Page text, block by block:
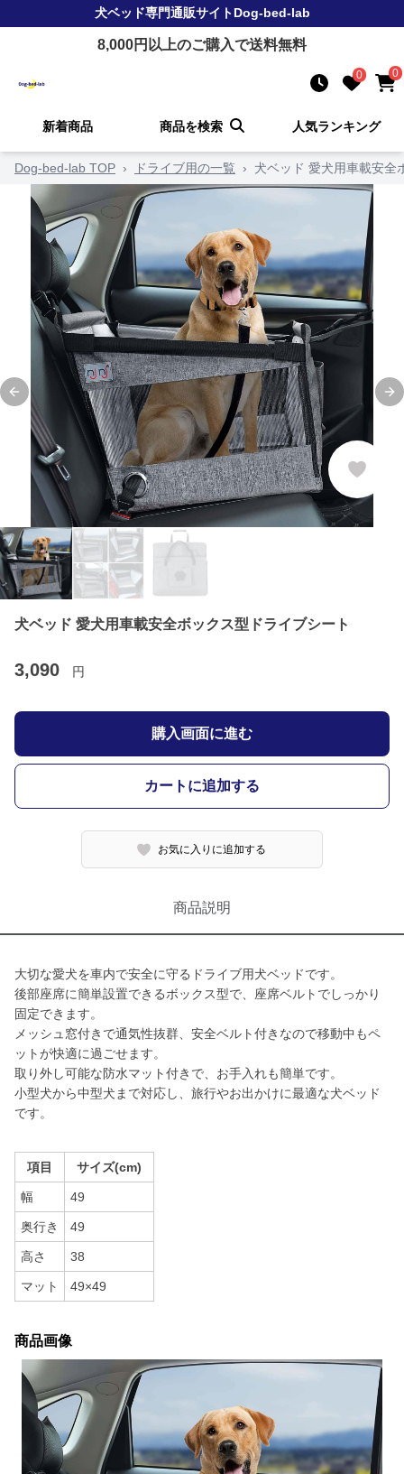
犬ベッド専門通販サイトDog-bed-lab
8,000円以上のご購入で送料無料
0 0
新着商品 商品を検索 人気ランキング
Dog-bed-lab TOP › ドライブ用の一覧 › 犬ベッド 愛犬用車載安全
Previous slide
犬ベッド 愛犬用車載安全ボックス型ドライブシート
3,090 円
購入画面に進む
カートに追加する
お気に入りに追加する
商品説明
大切な愛犬を車内で安全に守るドライブ用犬ベッドです。
後部座席に簡単設置できるボックス型で、座席ベルトでしっかり
固定できます。
メッシュ窓付きで通気性抜群、安全ベルト付きなので移動中もペ
ットが快適に過ごせます。
取り外し可能な防水マット付きで、お手入れも簡単です。
小型犬から中型犬まで対応し、旅行やお出かけに最適な犬ベッド
です。
項目 サイズ(cm)
幅 49
奥行き 49
高さ 38
マット 49×49
商品画像